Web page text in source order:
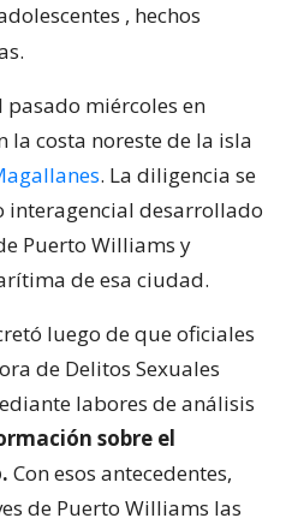
, hechos
pasado miércoles en
la costa noreste de la isla
. La diligencia se
interagencial desarrollado
Puerto Williams y
de esa ciudad.
luego de que oficiales
de Delitos Sexuales
labores de análisis
sobre el
Con esos antecedentes,
de Puerto Williams las